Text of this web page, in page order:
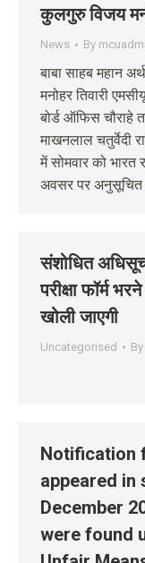
कुलगुरु विजय
News By
बाबा साहब महान
मनोहर तिवारी
बोर्ड ऑफिस चौराहे
माखनलाल चतुर्वेदी
में सोमवार को
अवसर पर अनुसूचित
संशोधित
परीक्षा फॉर्म
खोली जाएगी
Uncategorised By
Notification
appeared in
December
were found